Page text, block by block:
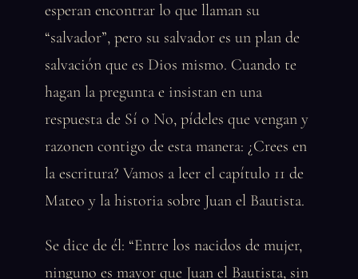
esperan encontrar lo que llaman su
“salvador”, pero su salvador es un plan de
salvación que es Dios mismo. Cuando te
hagan la pregunta e insistan en una
respuesta de Sí o No, pídeles que vengan y
razonen contigo de esta manera: ¿Crees en
la escritura? Vamos a leer el capítulo 11 de
Mateo y la historia sobre Juan el Bautista.
Se dice de él: “Entre los nacidos de mujer,
ninguno es mayor que Juan el Bautista, sin